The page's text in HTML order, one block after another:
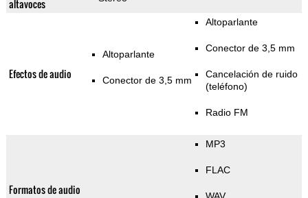
altavoces
Efectos de audio
Altoparlante
Conector de 3,5 mm
Altoparlante
Conector de 3,5 mm
Cancelación de ruido
(teléfono)
Radio FM
Formatos de audio
MP3
FLAC